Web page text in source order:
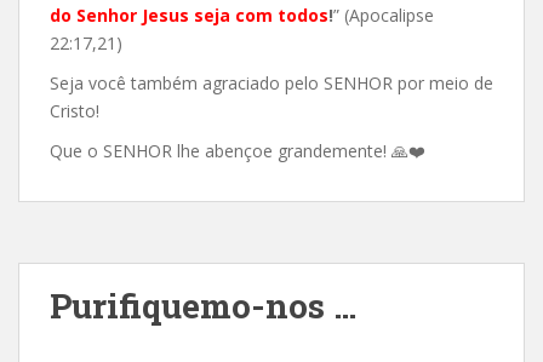
do Senhor Jesus seja com todos!” (Apocalipse
22:17,21)
Seja você também agraciado pelo SENHOR por meio de
Cristo!
Que o SENHOR lhe abençoe grandemente! 🙏❤️
Purifiquemo-nos …